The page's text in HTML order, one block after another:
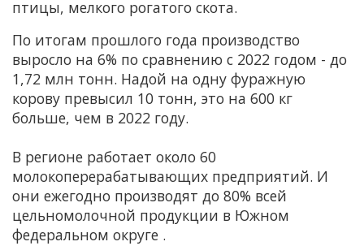
птицы, мелкого рогатого скота.
По итогам прошлого года производство
выросло на 6% по сравнению с 2022 годом - до
1,72 млн тонн. Надой на одну фуражную
корову превысил 10 тонн, это на 600 кг
больше, чем в 2022 году.
В регионе работает около 60
молокоперерабатывающих предприятий. И
они ежегодно производят до 80% всей
цельномолочной продукции в Южном
федеральном округе .